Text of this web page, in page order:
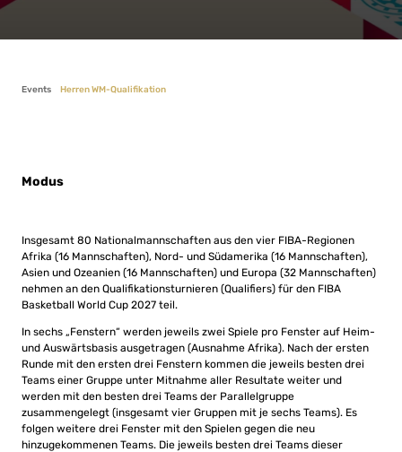
Events Herren WM-Qualifikation
Modus
Insgesamt 80 Nationalmannschaften aus den vier FIBA-Regionen
Afrika (16 Mannschaften), Nord- und Südamerika (16 Mannschaften),
Asien und Ozeanien (16 Mannschaften) und Europa (32 Mannschaften)
nehmen an den Qualifikationsturnieren (Qualifiers) für den FIBA
Basketball World Cup 2027 teil.
In sechs „Fenstern“ werden jeweils zwei Spiele pro Fenster auf Heim-
und Auswärtsbasis ausgetragen (Ausnahme Afrika). Nach der ersten
Runde mit den ersten drei Fenstern kommen die jeweils besten drei
Teams einer Gruppe unter Mitnahme aller Resultate weiter und
werden mit den besten drei Teams der Parallelgruppe
zusammengelegt (insgesamt vier Gruppen mit je sechs Teams). Es
folgen weitere drei Fenster mit den Spielen gegen die neu
hinzugekommenen Teams. Die jeweils besten drei Teams dieser